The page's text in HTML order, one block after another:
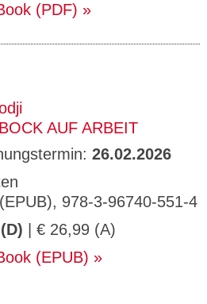
(PDF)
AUF ARBEIT
26.02.2026
978-3-96740-551-4
| € 26,99 (A)
(EPUB)